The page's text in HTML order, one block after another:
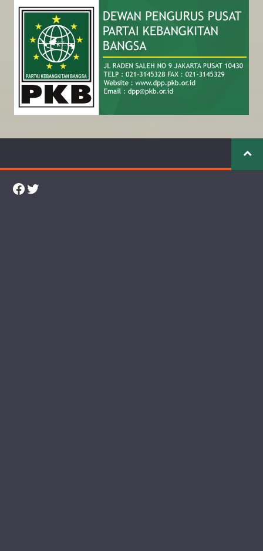
Facebook
Twitter